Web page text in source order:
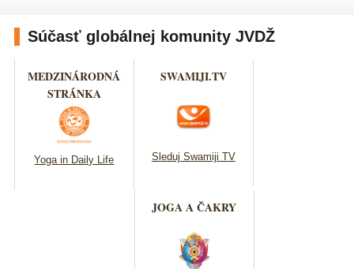
Súčasť globálnej komunity JVDŽ
MEDZINÁRODNÁ
STRÁNKA
Yoga in Daily Life
SWAMIJI.TV
Sleduj Swamiji TV
JOGA A ČAKRY